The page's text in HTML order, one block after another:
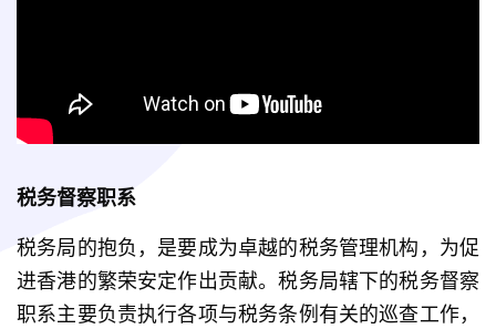
税务督察职系
税务局的抱负，是要成为卓越的税务管理机构，为促
进香港的繁荣安定作出贡献。税务局辖下的税务督察
职系主要负责执行各项与税务条例有关的巡查工作，